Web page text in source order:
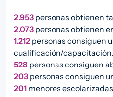
2.953 personas obtienen
2.073 personas obtienen
1.212 personas consiguen
cualificación/capacitación.
528 personas consiguen
203 personas consiguen
201 menores